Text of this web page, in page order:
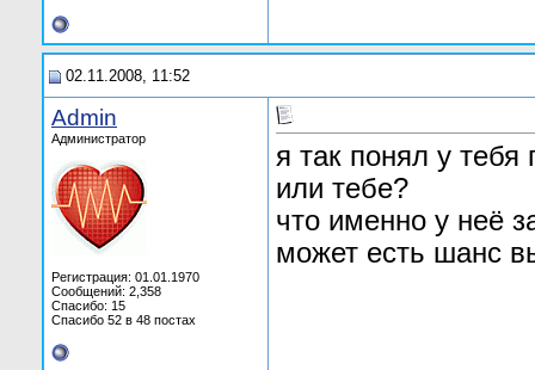
02.11.2008, 11:52
Admin
Администратор
Регистрация: 01.01.1970
Сообщений: 2,358
Спасибо: 15
Спасибо 52 в 48 постах
я так понял у тебя
или тебе?
что именно у неё
может есть шанс